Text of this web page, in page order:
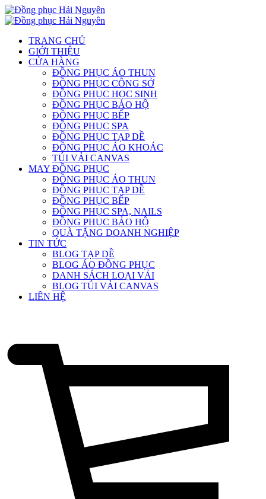
TRANG CHỦ
GIỚI THIỆU
CỬA HÀNG
ĐỒNG PHỤC ÁO THUN
ĐỒNG PHỤC CÔNG SỞ
ĐỒNG PHỤC HỌC SINH
ĐỒNG PHỤC BẢO HỘ
ĐỒNG PHỤC BẾP
ĐỒNG PHỤC SPA
ĐỒNG PHỤC TẠP DỀ
ĐỒNG PHỤC ÁO KHOÁC
TÚI VẢI CANVAS
MAY ĐỒNG PHỤC
ĐỒNG PHỤC ÁO THUN
ĐỒNG PHỤC TẠP DỀ
ĐỒNG PHỤC BẾP
ĐỒNG PHỤC SPA, NAILS
ĐỒNG PHỤC BẢO HỘ
QUÀ TẶNG DOANH NGHIỆP
TIN TỨC
BLOG TẠP DỀ
BLOG ÁO ĐỒNG PHỤC
DANH SÁCH LOẠI VẢI
BLOG TÚI VẢI CANVAS
LIÊN HỆ